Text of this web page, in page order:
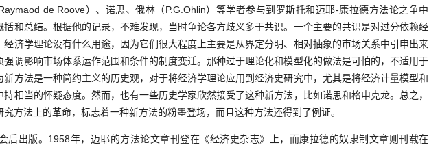
de Roove）、诺思、俄林（P.G.Ohlin）等学者参与到罗斯托和迈耶-康拉德方法论之争中
和总结。根据他的记录，不难发现，当时争论各方歧义多于共识。一个主要的共识是对过分依赖经
济学理论没有什么用途，因为它们很大程度上主要是从界定分明、相对抽象的市场关系中引申出来
调影响市场体系运作范围和条件的制度变迁。那种过于理论化和模型化的做法是可怕的，不适用于
方法是一种简约主义的历史观，对于将经济学理论应用到经济史研究中，尤其是将经济计量模型和
相当的怀疑态度。然而，也有一些历史学家欣然接受了这种新方法，比如诺思和格申克龙。总之，
方法上的革命，标志着一种新方法的粉墨登场，而且这种方法还得到了例证。
版。1958年，迈耶的方法论文章刊登在《经济史杂志》上，而康拉德的奴隶制文章则刊载在